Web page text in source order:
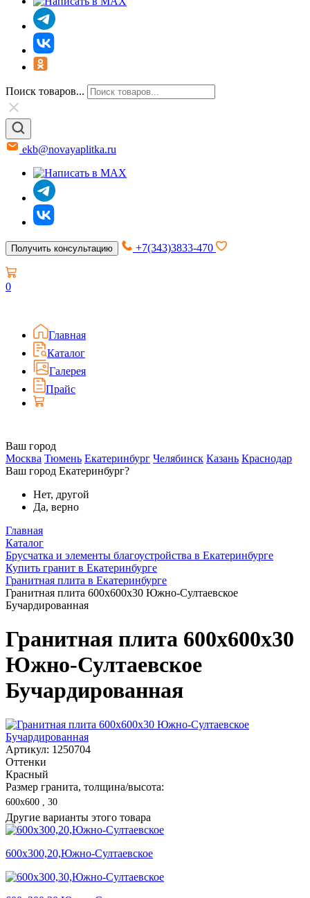
Поиск товаров...
ekb@novayaplitka.ru
Получить консультацию +7(343)3833-470
0
Главная
Каталог
Галерея
Прайс
Ваш город
Москва Тюмень Екатеринбург Челябинск Казань Краснодар
Ваш город Екатеринбург?
Нет, другой
Да, верно
Главная
Каталог
Брусчатка и элементы благоустройства в Екатеринбурге
Купить гранит в Екатеринбурге
Гранитная плита в Екатеринбурге
Гранитная плита 600х600x30 Южно-Султаевское
Бучардированная
Гранитная плита 600х600x30
Южно-Султаевское
Бучардированная
Артикул: 1250704
Оттенки
Красный
Размер гранита, толщина/высота:
600х600 , 30
Другие варианты этого товара
600х300,20,Южно-Султаевское